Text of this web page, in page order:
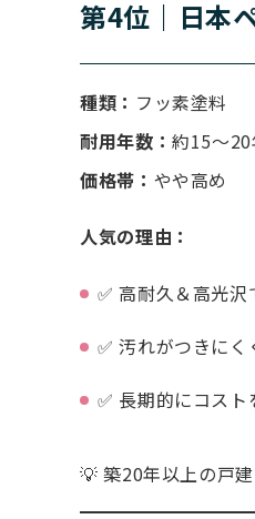
第4位｜日本
種類： フッ素塗料
耐用年数：約15〜20
価格帯： やや高め
人気の理由：
✅ 高耐久＆高光
✅ 汚れがつきにく
✅ 長期的にコス
💡 築20年以上の戸